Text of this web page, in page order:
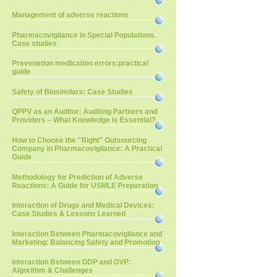
Management of adverse reactions
Pharmacovigilance in Special Populations.
Case studies
Prevenetion medication errors:practical
guide
Safety of Biosimilars: Case Studies
QPPV as an Auditor: Auditing Partners and
Providers – What Knowledge is Essential?
How to Choose the "Right" Outsourcing
Company in Pharmacovigilance: A Practical
Guide
Methodology for Prediction of Adverse
Reactions: A Guide for USMLE Preparation
Interaction of Drugs and Medical Devices:
Case Studies & Lessons Learned
Interaction Between Pharmacovigilance and
Marketing: Balancing Safety and Promotion
Interaction Between GDP and GVP:
Algorithm & Challenges